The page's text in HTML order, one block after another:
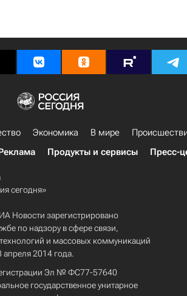
Экономика В мире
Продукты и сервисы Пресс-
сегодня»
Новости зарегистрировано
по надзору в сфере связи,
и массовых коммуникаций
2014 года.
Эл № ФС77-57640
государственное унитарное